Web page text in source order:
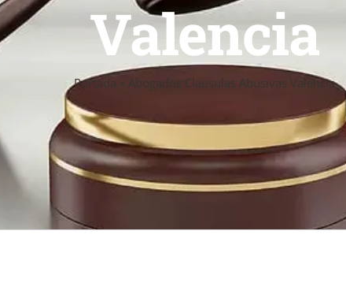
Valencia
Portada » Abogados Clausulas Abusivas Valencia